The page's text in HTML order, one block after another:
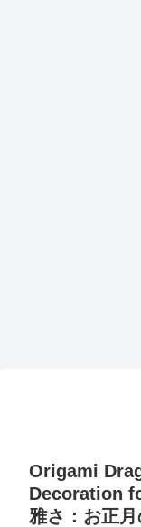
Origami
Decoration
雅さ：お正